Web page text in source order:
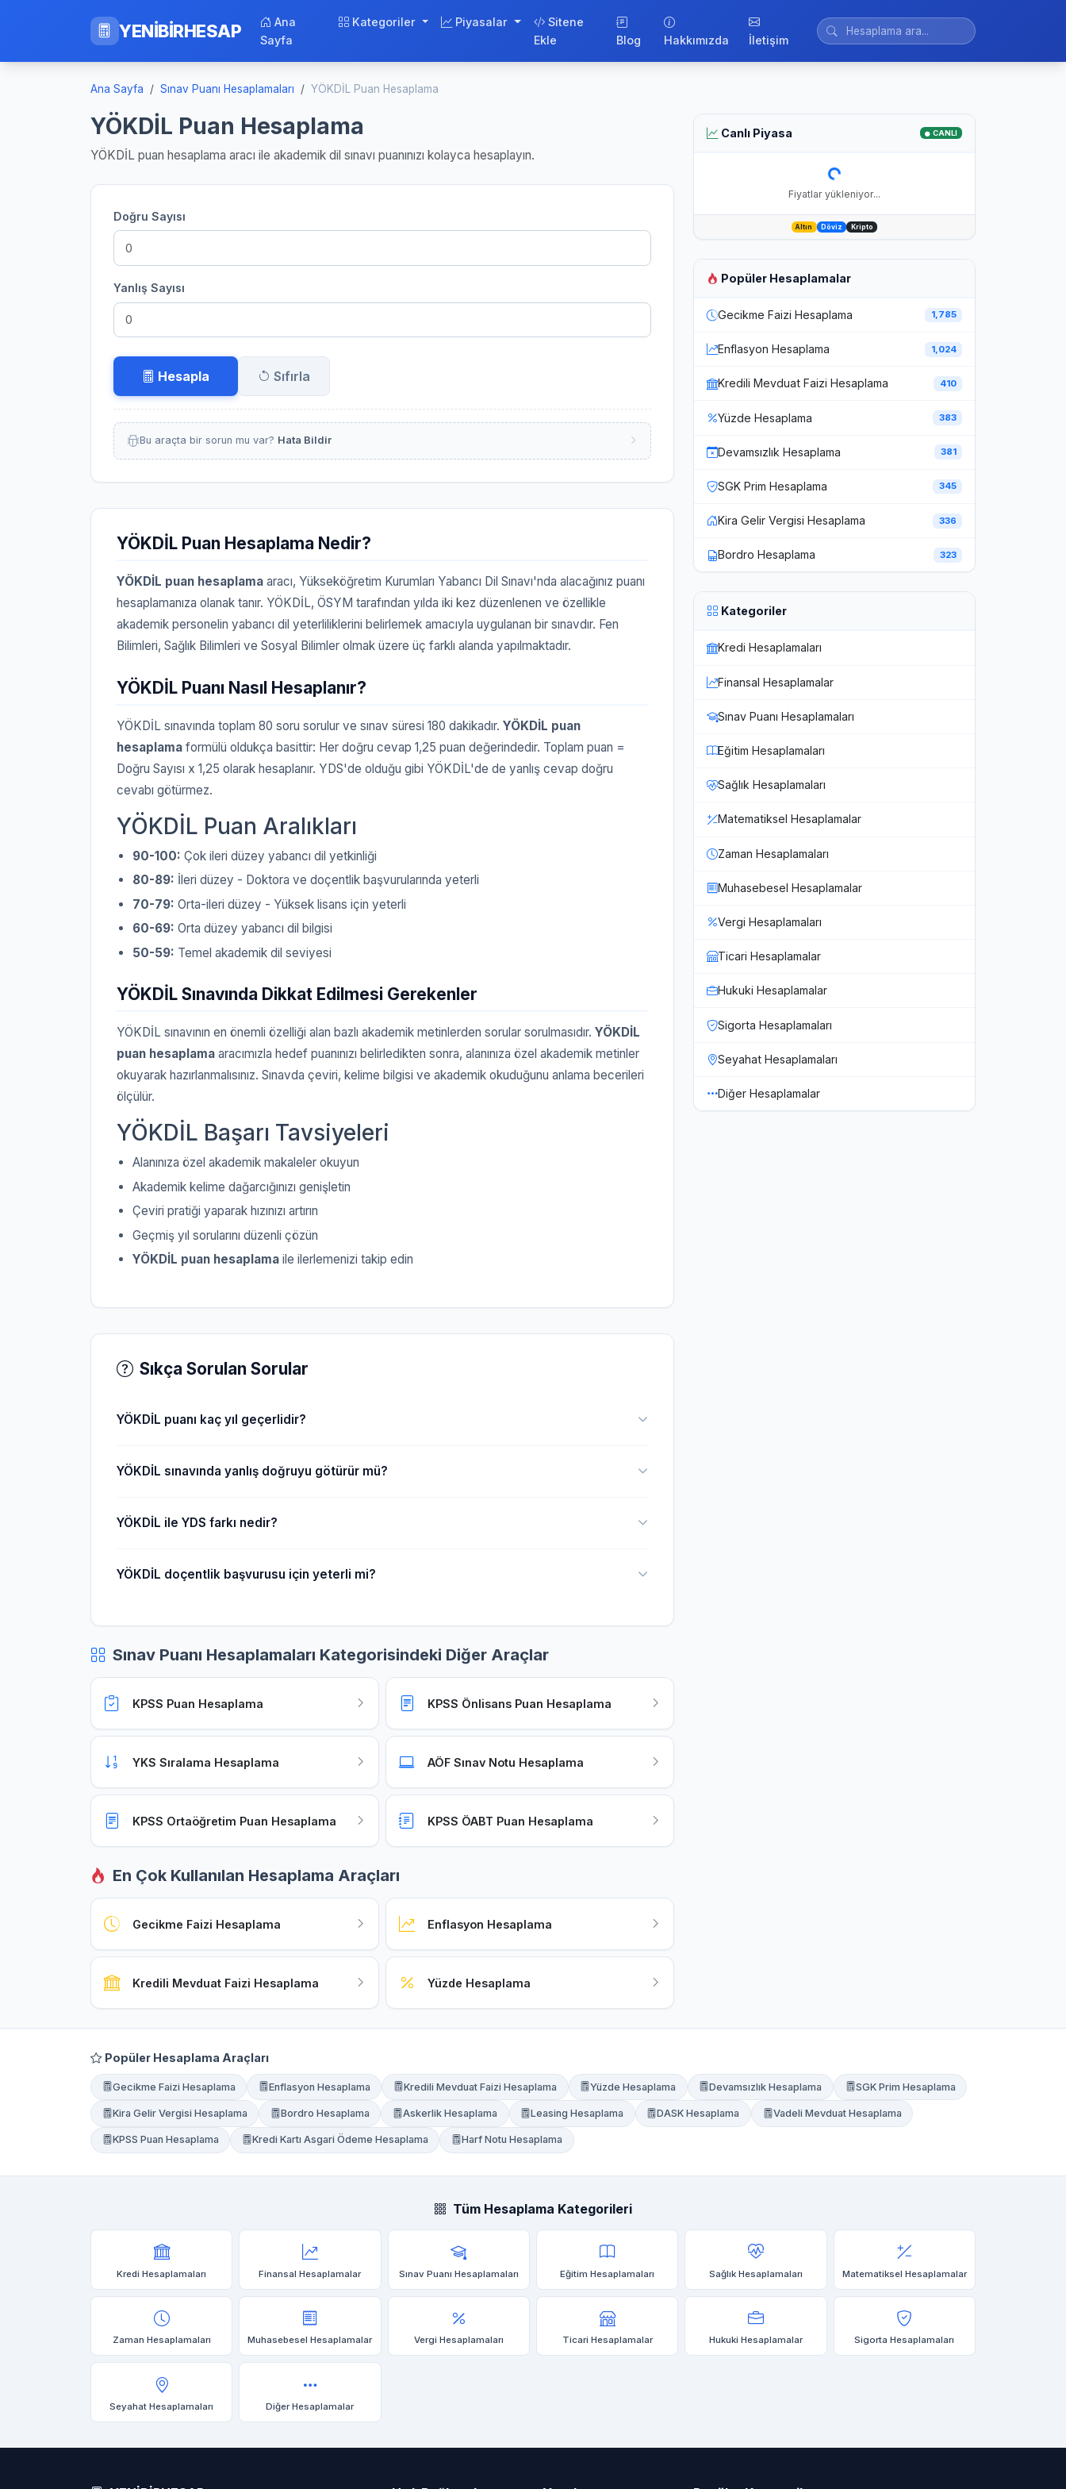
YENİBİRHESAP
Ana
Sayfa
Kategoriler Piyasalar
Sitene
Ekle
Blog Hakkımızda İletişim
Ana Sayfa Sınav Puanı Hesaplamaları YÖKDİL Puan Hesaplama
YÖKDİL Puan Hesaplama
YÖKDİL puan hesaplama aracı ile akademik dil sınavı puanınızı kolayca hesaplayın.
Doğru Sayısı
Yanlış Sayısı
Hesapla Sıfırla
Bu araçta bir sorun mu var? Hata Bildir
YÖKDİL Puan Hesaplama Nedir?
YÖKDİL puan hesaplama aracı, Yükseköğretim Kurumları Yabancı Dil Sınavı'nda alacağınız puanı
hesaplamanıza olanak tanır. YÖKDİL, ÖSYM tarafından yılda iki kez düzenlenen ve özellikle
akademik personelin yabancı dil yeterliliklerini belirlemek amacıyla uygulanan bir sınavdır. Fen
Bilimleri, Sağlık Bilimleri ve Sosyal Bilimler olmak üzere üç farklı alanda yapılmaktadır.
YÖKDİL Puanı Nasıl Hesaplanır?
YÖKDİL sınavında toplam 80 soru sorulur ve sınav süresi 180 dakikadır. YÖKDİL puan
hesaplama formülü oldukça basittir: Her doğru cevap 1,25 puan değerindedir. Toplam puan =
Doğru Sayısı x 1,25 olarak hesaplanır. YDS'de olduğu gibi YÖKDİL'de de yanlış cevap doğru
cevabı götürmez.
YÖKDİL Puan Aralıkları
90-100: Çok ileri düzey yabancı dil yetkinliği
80-89: İleri düzey - Doktora ve doçentlik başvurularında yeterli
70-79: Orta-ileri düzey - Yüksek lisans için yeterli
60-69: Orta düzey yabancı dil bilgisi
50-59: Temel akademik dil seviyesi
YÖKDİL Sınavında Dikkat Edilmesi Gerekenler
YÖKDİL sınavının en önemli özelliği alan bazlı akademik metinlerden sorular sorulmasıdır. YÖKDİL
puan hesaplama aracımızla hedef puanınızı belirledikten sonra, alanınıza özel akademik metinler
okuyarak hazırlanmalısınız. Sınavda çeviri, kelime bilgisi ve akademik okuduğunu anlama becerileri
ölçülür.
YÖKDİL Başarı Tavsiyeleri
Alanınıza özel akademik makaleler okuyun
Akademik kelime dağarcığınızı genişletin
Çeviri pratiği yaparak hızınızı artırın
Geçmiş yıl sorularını düzenli çözün
YÖKDİL puan hesaplama ile ilerlemenizi takip edin
Sıkça Sorulan Sorular
YÖKDİL puanı kaç yıl geçerlidir?
YÖKDİL sınavında yanlış doğruyu götürür mü?
YÖKDİL ile YDS farkı nedir?
YÖKDİL doçentlik başvurusu için yeterli mi?
Sınav Puanı Hesaplamaları Kategorisindeki Diğer Araçlar
KPSS Puan Hesaplama KPSS Önlisans Puan Hesaplama
YKS Sıralama Hesaplama AÖF Sınav Notu Hesaplama
KPSS Ortaöğretim Puan Hesaplama KPSS ÖABT Puan Hesaplama
En Çok Kullanılan Hesaplama Araçları
Gecikme Faizi Hesaplama Enflasyon Hesaplama
Kredili Mevduat Faizi Hesaplama Yüzde Hesaplama
Canlı Piyasa CANLI
Fiyatlar yükleniyor...
Altın Döviz Kripto
Popüler Hesaplamalar
Gecikme Faizi Hesaplama 1,785
Enflasyon Hesaplama 1,024
Kredili Mevduat Faizi Hesaplama 410
Yüzde Hesaplama 383
Devamsızlık Hesaplama 381
SGK Prim Hesaplama 345
Kira Gelir Vergisi Hesaplama 336
Bordro Hesaplama 323
Kategoriler
Kredi Hesaplamaları
Finansal Hesaplamalar
Sınav Puanı Hesaplamaları
Eğitim Hesaplamaları
Sağlık Hesaplamaları
Matematiksel Hesaplamalar
Zaman Hesaplamaları
Muhasebesel Hesaplamalar
Vergi Hesaplamaları
Ticari Hesaplamalar
Hukuki Hesaplamalar
Sigorta Hesaplamaları
Seyahat Hesaplamaları
Diğer Hesaplamalar
Popüler Hesaplama Araçları
Gecikme Faizi Hesaplama Enflasyon Hesaplama Kredili Mevduat Faizi Hesaplama Yüzde Hesaplama Devamsızlık Hesaplama SGK Prim Hesaplama
Kira Gelir Vergisi Hesaplama Bordro Hesaplama Askerlik Hesaplama Leasing Hesaplama DASK Hesaplama Vadeli Mevduat Hesaplama
KPSS Puan Hesaplama Kredi Kartı Asgari Ödeme Hesaplama Harf Notu Hesaplama
Tüm Hesaplama Kategorileri
Kredi Hesaplamaları Finansal Hesaplamalar Sınav Puanı Hesaplamaları Eğitim Hesaplamaları Sağlık Hesaplamaları Matematiksel Hesaplamalar
Zaman Hesaplamaları Muhasebesel Hesaplamalar Vergi Hesaplamaları Ticari Hesaplamalar Hukuki Hesaplamalar Sigorta Hesaplamaları
Seyahat Hesaplamaları Diğer Hesaplamalar